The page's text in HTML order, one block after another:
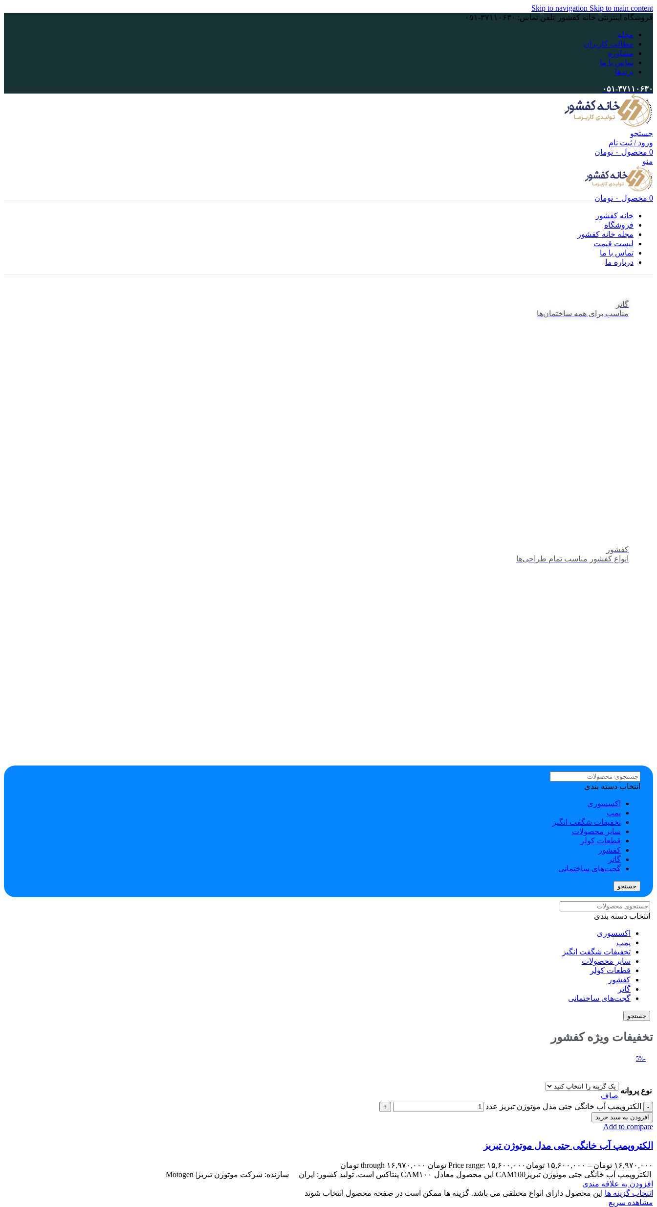
Skip to navigation Skip to main content
فروشگاه اینترنتی خانه کفشور |تلفن تماس: ۳۷۱۱۰۶۳۰-۰۵۱
مجله
مطالب کاربران
مشاوره
تماس با ما
برندها
۰۵۱-۳۷۱۱۰۶۳۰
جستجو
ورود / ثبت نام
0 محصول ۰ تومان
منو
0 محصول ۰ تومان
خانه کفشور
فروشگاه
مجله خانه کفشور
لیست قیمت
تماس با ما
درباره ما
گاتر
مناسب برای همه ساختمان‌ها
کفشور
انواع کفشور مناسب تمام طراحی‌ها
انتخاب دسته بندی
اکسسوری
پمپ
تخفیفات شگفت انگیز
سایر محصولات
قطعات کولر
کفشور
گاتر
گجت‌های ساختمانی
جستجو
انتخاب دسته بندی
اکسسوری
پمپ
تخفیفات شگفت انگیز
سایر محصولات
قطعات کولر
کفشور
گاتر
گجت‌های ساختمانی
جستجو
تخفیفات ویژه کفشور​
-5%
نوع پروانه
صاف
الکتروپمپ آب خانگی جتی مدل موتوژن تبریز عدد
افزودن به سبد خرید
Add to compare
الکتروپمپ آب خانگی جتی مدل موتوژن تبریز
۱۶,۹۷۰,۰۰۰ تومان – ۱۵,۶۰۰,۰۰۰ تومان Price range: ۱۵,۶۰۰,۰۰۰ تومان through ۱۶,۹۷۰,۰۰۰ تومان
الکتروپمپ آب خانگی جتی موتوژن تبریزCAM100 این محصول معادل CAM۱۰۰ پنتاکس است. تولید کشور: ایران سازنده: شرکت موتوژن تبریز| Motogen
افزودن به علاقه مندی
انتخاب گزینه ها این محصول دارای انواع مختلفی می باشد. گزینه ها ممکن است در صفحه محصول انتخاب شوند
مشاهده سریع